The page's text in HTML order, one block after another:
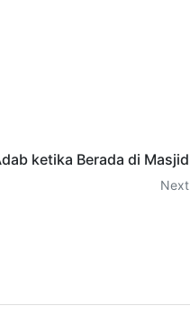
ketika Berada di Masjid
Next